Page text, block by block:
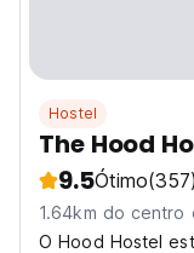
Hostel
The Hood
9.5Ótimo(357)
1.64km do centro
O Hood Hostel